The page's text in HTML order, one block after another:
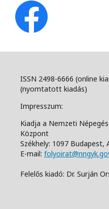
ISSN 2498-6666 (online
(nyomtatott kiadás)
Impresszum:
Kiadja a Nemzeti
Központ
Székhely: 1097 Budapest,
E-mail:
Felelős kiadó: Dr. Surján